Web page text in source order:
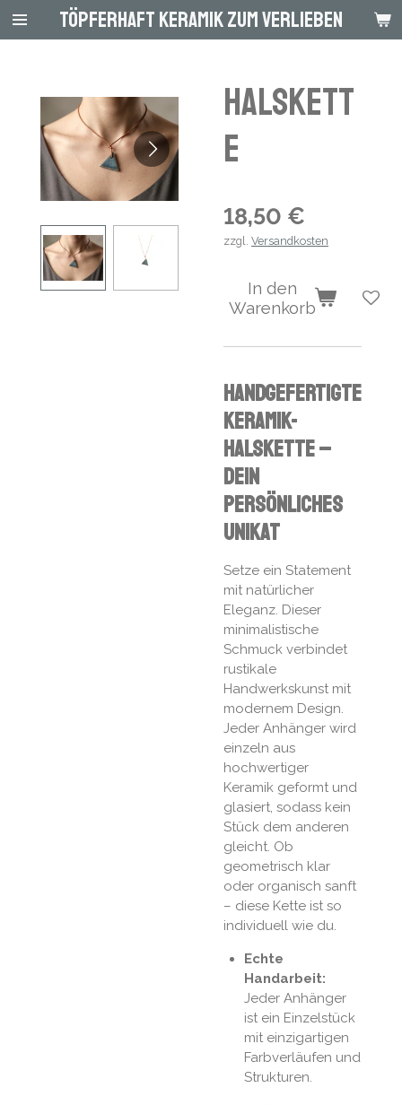
Zum
Hauptinhalt
Töpferhaft Keramik zum Verlieben
Halskett
e
18,50 €
zzgl. Versandkosten
In den
Warenkorb
Handgefertigte
Keramik-
Halskette –
Dein
persönliches
Unikat
Setze ein Statement
mit natürlicher
Eleganz. Dieser
minimalistische
Schmuck verbindet
rustikale
Handwerkskunst mit
modernem Design.
Jeder Anhänger wird
einzeln aus
hochwertiger
Keramik geformt und
glasiert, sodass kein
Stück dem anderen
gleicht. Ob
geometrisch klar
oder organisch sanft
– diese Kette ist so
individuell wie du.
Echte
Handarbeit:
Jeder Anhänger
ist ein Einzelstück
mit einzigartigen
Farbverläufen und
Strukturen.